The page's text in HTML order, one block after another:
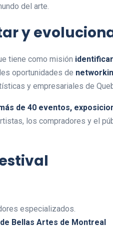
del arte.
y
tiene como misión
oportunidades de
y empresariales de
de 40 eventos,
los compradores y el
especializados.
Bellas Artes de Montreal